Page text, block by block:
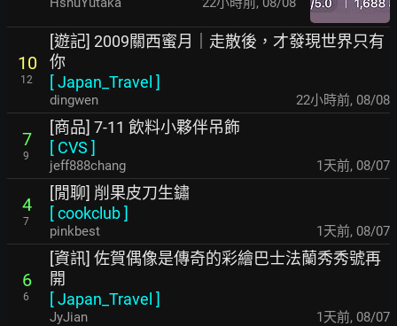
10
12
[遊記] 2009關西蜜月｜走散後，才發現世界只有
你
[Japan_Travel ]
dingwen 22小時前, 08/08
7
9
[商品] 7-11 飲料小夥伴吊飾
[ CVS ]
jeff888chang 1天前, 08/07
4
7
[閒聊] 削果皮刀生鏽
[cookclub]
pinkbest 1天前, 08/07
6
6
[資訊] 佐賀偶像是傳奇的彩繪巴士法蘭秀秀號再
開
[Japan_Travel ]
JyJian 1天前, 08/07